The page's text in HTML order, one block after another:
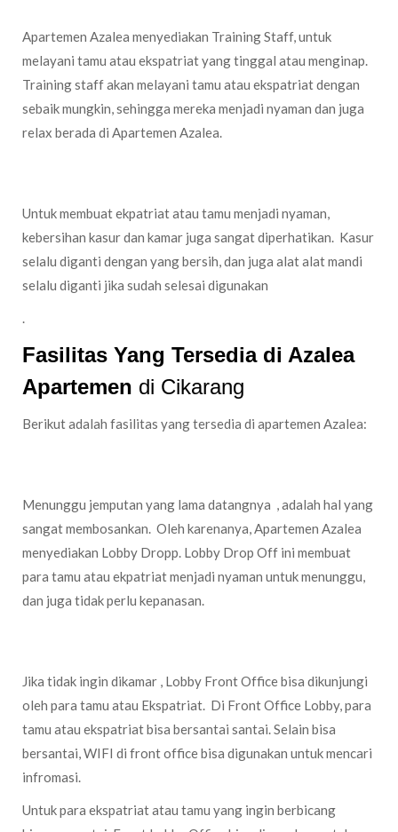
Apartemen Azalea menyediakan Training Staff, untuk
melayani tamu atau ekspatriat yang tinggal atau menginap.
Training staff akan melayani tamu atau ekspatriat dengan
sebaik mungkin, sehingga mereka menjadi nyaman dan juga
relax berada di Apartemen Azalea.
Untuk membuat ekpatriat atau tamu menjadi nyaman,
kebersihan kasur dan kamar juga sangat diperhatikan. Kasur
selalu diganti dengan yang bersih, dan juga alat alat mandi
selalu diganti jika sudah selesai digunakan
.
Fasilitas Yang Tersedia di Azalea
Apartemen di Cikarang
Berikut adalah fasilitas yang tersedia di apartemen Azalea:
Menunggu jemputan yang lama datangnya , adalah hal yang
sangat membosankan. Oleh karenanya, Apartemen Azalea
menyediakan Lobby Dropp. Lobby Drop Off ini membuat
para tamu atau ekpatriat menjadi nyaman untuk menunggu,
dan juga tidak perlu kepanasan.
Jika tidak ingin dikamar , Lobby Front Office bisa dikunjungi
oleh para tamu atau Ekspatriat. Di Front Office Lobby, para
tamu atau ekspatriat bisa bersantai santai. Selain bisa
bersantai, WIFI di front office bisa digunakan untuk mencari
infromasi.
Untuk para ekspatriat atau tamu yang ingin berbicang